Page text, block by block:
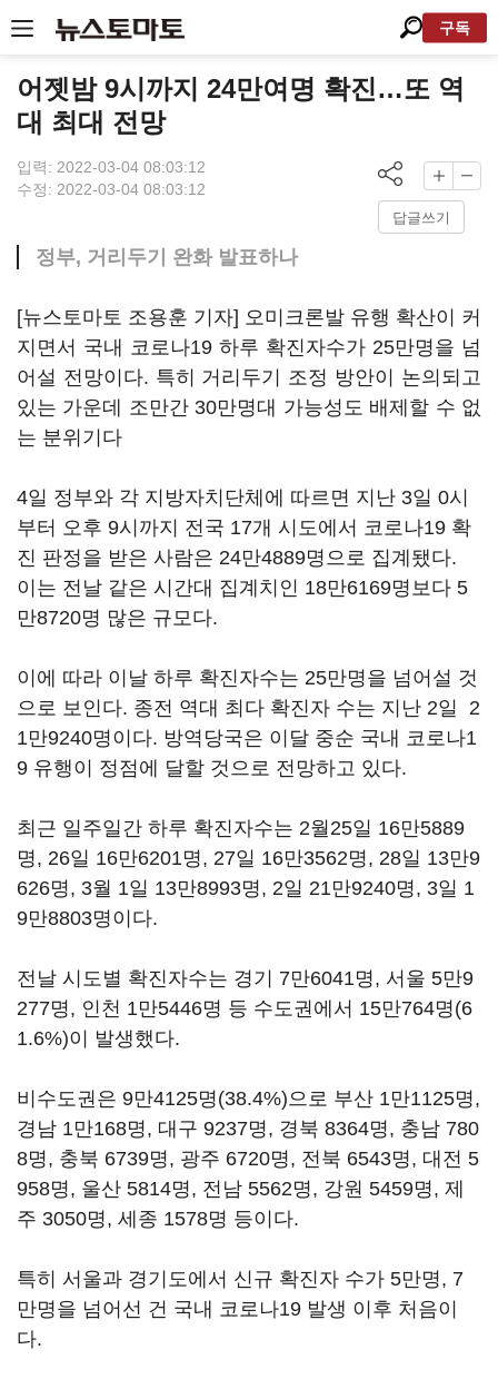
구독
어젯밤 9시까지 24만여명 확진…또 역
대 최대 전망
입력: 2022-03-04 08:03:12
수정: 2022-03-04 08:03:12
답글쓰기
정부, 거리두기 완화 발표하나
[뉴스토마토 조용훈 기자] 오미크론발 유행 확산이 커
지면서 국내 코로나19 하루 확진자수가 25만명을 넘
어설 전망이다. 특히 거리두기 조정 방안이 논의되고
있는 가운데 조만간 30만명대 가능성도 배제할 수 없
는 분위기다
4일 정부와 각 지방자치단체에 따르면 지난 3일 0시
부터 오후 9시까지 전국 17개 시도에서 코로나19 확
진 판정을 받은 사람은 24만4889명으로 집계됐다.
이는 전날 같은 시간대 집계치인 18만6169명보다 5
만8720명 많은 규모다.
이에 따라 이날 하루 확진자수는 25만명을 넘어설 것
으로 보인다. 종전 역대 최다 확진자 수는 지난 2일 2
1만9240명이다. 방역당국은 이달 중순 국내 코로나1
9 유행이 정점에 달할 것으로 전망하고 있다.
최근 일주일간 하루 확진자수는 2월25일 16만5889
명, 26일 16만6201명, 27일 16만3562명, 28일 13만9
626명, 3월 1일 13만8993명, 2일 21만9240명, 3일 1
9만8803명이다.
전날 시도별 확진자수는 경기 7만6041명, 서울 5만9
277명, 인천 1만5446명 등 수도권에서 15만764명(6
1.6%)이 발생했다.
비수도권은 9만4125명(38.4%)으로 부산 1만1125명,
경남 1만168명, 대구 9237명, 경북 8364명, 충남 780
8명, 충북 6739명, 광주 6720명, 전북 6543명, 대전 5
958명, 울산 5814명, 전남 5562명, 강원 5459명, 제
주 3050명, 세종 1578명 등이다.
특히 서울과 경기도에서 신규 확진자 수가 5만명, 7
만명을 넘어선 건 국내 코로나19 발생 이후 처음이
다.